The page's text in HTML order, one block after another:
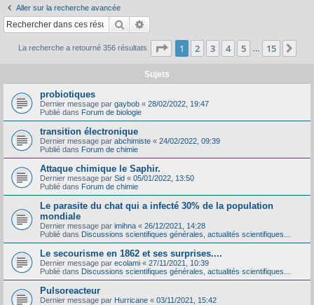
Aller sur la recherche avancée
Rechercher
La recherche a retourné 356 résultats Page 1sur15
1 2 3 4 5 15
Sujets
probiotiques
Dernier message par gaybob « 28/02/2022, 19:47
Publié dans Forum de biologie
transition électronique
Dernier message par abchimiste « 24/02/2022, 09:39
Publié dans Forum de chimie
Attaque chimique le Saphir.
Dernier message par Sid « 05/01/2022, 13:50
Publié dans Forum de chimie
Le parasite du chat qui a infecté 30% de la population
mondiale
Dernier message par imihna « 26/12/2021, 14:28
Publié dans Discussions scientifiques générales, actualités scientifiques...
Le secourisme en 1862 et ses surprises....
Dernier message par ecolami « 27/11/2021, 10:39
Publié dans Discussions scientifiques générales, actualités scientifiques...
Pulsoreacteur
Dernier message par Hurricane « 03/11/2021, 15:42